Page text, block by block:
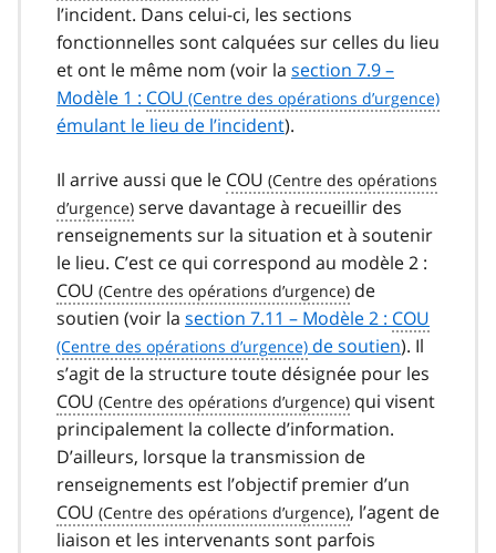
l’incident. Dans celui-ci, les sections
fonctionnelles sont calquées sur celles du lieu
et ont le même nom (voir la section 7.9 –
Modèle 1 : COU
émulant le lieu de l’incident).
Il arrive aussi que le COU
serve davantage à recueillir des
renseignements sur la situation et à soutenir
le lieu. C’est ce qui correspond au modèle 2 :
COU
de
soutien (voir la section 7.11 – Modèle 2 : COU
de soutien). Il
s’agit de la structure toute désignée pour les
COU
qui visent
principalement la collecte d’information.
D’ailleurs, lorsque la transmission de
renseignements est l’objectif premier d’un
COU
, l’agent de
liaison et les intervenants sont parfois